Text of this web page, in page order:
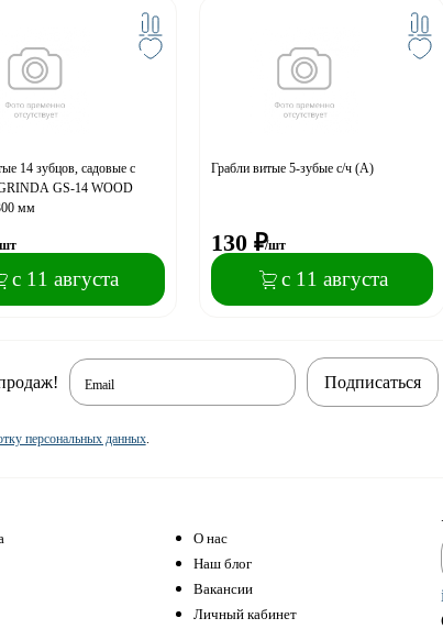
14 зубцов, садовые с
GS-14 WOOD
мм
с 11 августа
Грабли витые 5-зубые с/ч (А)
130 ₽/шт
с 11 августа
Email
персональных данных.
Подписаться
О нас
Наш блог
Вакансии
Личный кабинет